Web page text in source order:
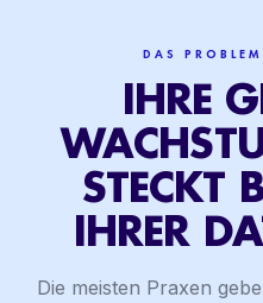
DAS
IHRE
TECKT
HRER
Die meisten Praxen